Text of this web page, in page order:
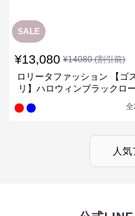
SALE
¥13,080 ¥14080(割引前)
ロリータファッション 【ゴ
リ】ハロウィンブラックロ
バックリボンミニワンピー
全
人